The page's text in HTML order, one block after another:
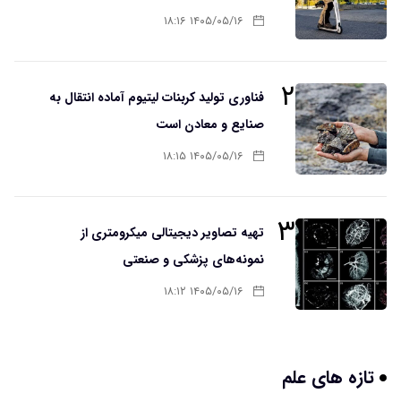
۱۴۰۵/۰۵/۱۶ ۱۸:۱۶
۲
فناوری تولید کربنات لیتیوم آماده انتقال به
صنایع و معادن است
۱۴۰۵/۰۵/۱۶ ۱۸:۱۵
۳
تهیه تصاویر دیجیتالی میکرومتری از
نمونه‌های پزشکی و صنعتی
۱۴۰۵/۰۵/۱۶ ۱۸:۱۲
تازه های علم